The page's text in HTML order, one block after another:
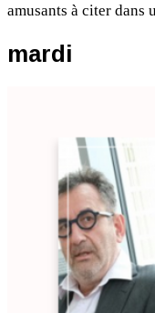
amusants à citer dans
mardi